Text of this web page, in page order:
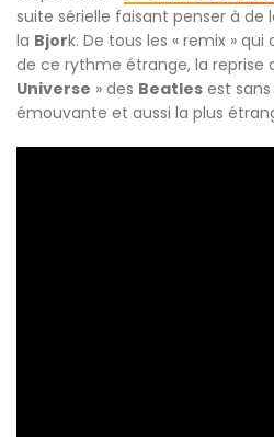
suite sérielle faisant penser à de
la Bjork. De tous les « remix »
de ce rythme étrange, la reprise
Universe » des Beatles est
émouvante et aussi la plus